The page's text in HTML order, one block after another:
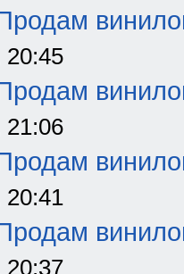
20:45
21:06
20:41
20:37